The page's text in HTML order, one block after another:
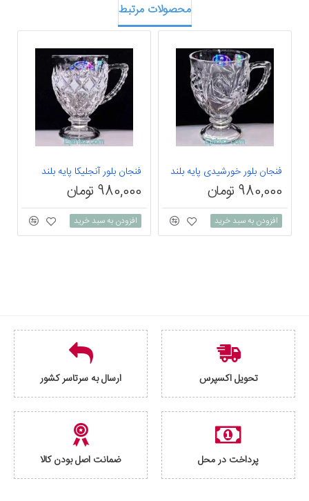
محصولات مرتبط
فنجان بلور خورشیدی پایه بلند
980,000 تومان
افزودن به سبد خرید
فنجان بلور آنجلیکا پایه بلند
980,000 تومان
افزودن به سبد خرید
تحویل اکسپرس ارسال به سرتاسر کشور
پرداخت در محل ضمانت اصل بودن کالا